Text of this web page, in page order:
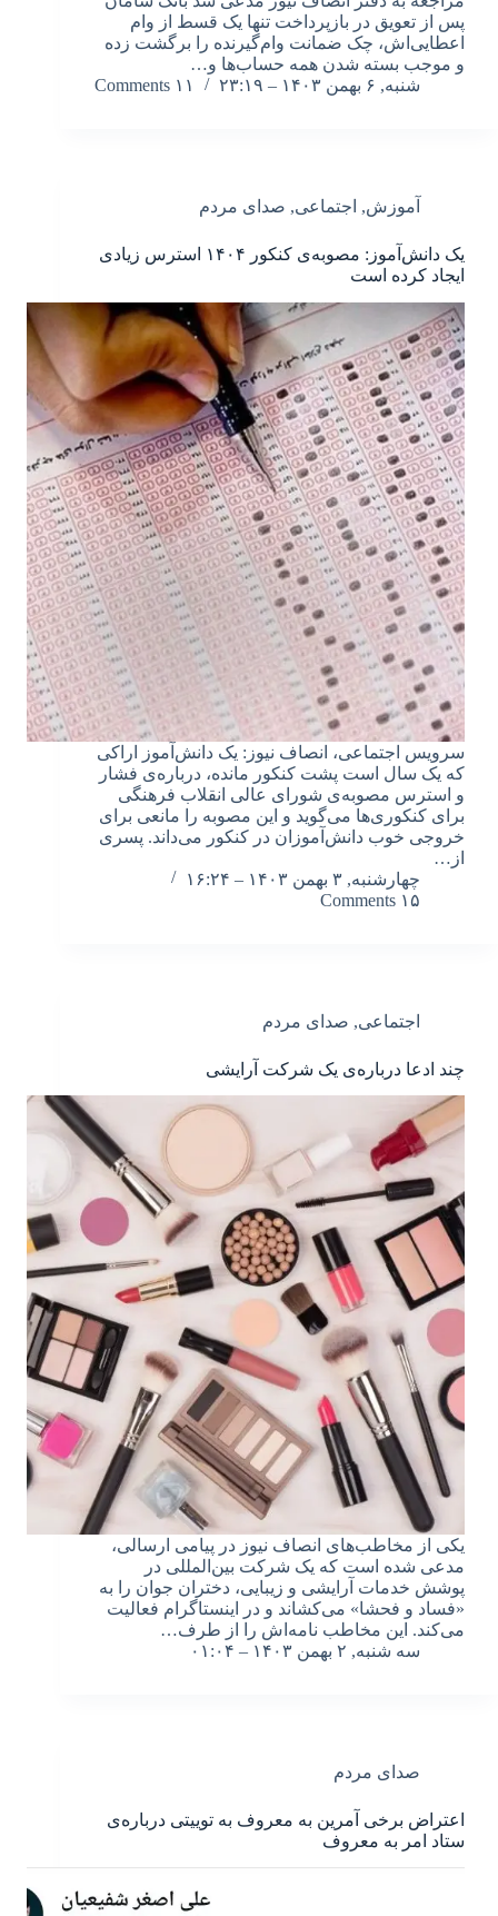
پس از تعویق در بازپرداخت تنها یک قسط از وام
اعطایی‌اش، چک ضمانت وام‌گیرنده را برگشت زده
و موجب بسته شدن همه حساب‌ها و…
شنبه, ۶ بهمن ۱۴۰۳ – ۲۳:۱۹
۱۱ Comments
آموزش, اجتماعی, صدای مردم
یک دانش‌آموز: مصوبه‌ی کنکور ۱۴۰۴ استرس زیادی
ایجاد کرده است
سرویس اجتماعی، انصاف نیوز: یک دانش‌آموز اراکی
که یک سال است پشت کنکور مانده، درباره‌ی فشار
و استرس مصوبه‌ی شورای عالی انقلاب فرهنگی
برای کنکوری‌ها می‌گوید و این مصوبه را مانعی برای
خروجی خوب دانش‌آموزان در کنکور می‌داند. پسری
از…
چهارشنبه, ۳ بهمن ۱۴۰۳ – ۱۶:۲۴
۱۵ Comments
اجتماعی, صدای مردم
چند ادعا درباره‌ی یک شرکت آرایشی
یکی از مخاطب‌های انصاف نیوز در پیامی ارسالی،
مدعی شده است که یک شرکت بین‌المللی در
پوشش خدمات آرایشی و زیبایی، دختران جوان را به
«فساد و فحشا» می‌کشاند و در اینستاگرام فعالیت
می‌کند. این مخاطب نامه‌اش را از طرف…
سه شنبه, ۲ بهمن ۱۴۰۳ – ۰۱:۰۴
صدای مردم
اعتراض برخی آمرین به معروف به توییتی درباره‌ی
ستاد امر به معروف